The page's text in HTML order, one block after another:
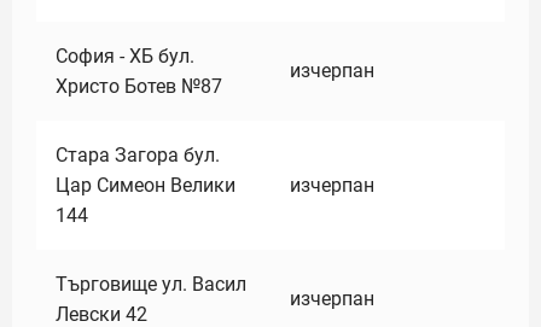
София - ХБ бул.
Христо Ботев №87
изчерпан
Стара Загора бул.
Цар Симеон Велики
144
изчерпан
Търговище ул. Васил
Левски 42
изчерпан